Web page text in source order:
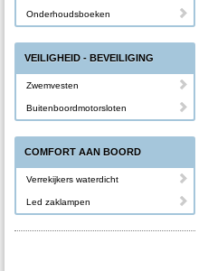
Onderhoudsboeken
VEILIGHEID - BEVEILIGING
Zwemvesten
Buitenboordmotorsloten
COMFORT AAN BOORD
Verrekijkers waterdicht
Led zaklampen